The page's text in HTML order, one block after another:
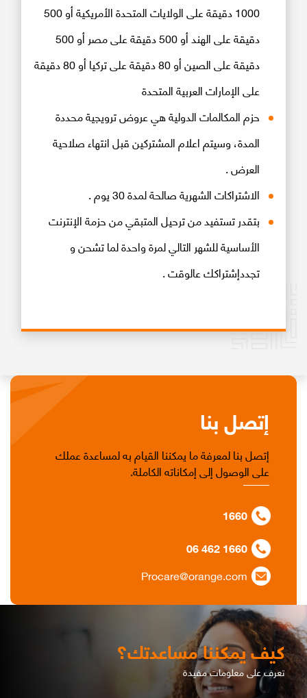
1000 دقيقة على الولايات المتحدة الأمريكية أو 500
دقيقة على الهند أو 500 دقيقة على مصر أو 500
دقيقة على الصين أو 80 دقيقة على تركيا أو 80 دقيقة
على الإمارات العربية المتحدة
حزم المكالمات الدولية هي عروض ترويجية محددة
المدة، وسيتم اعلام المشتركين قبل انتهاء صلاحية
العرض .
الاشتراكات الشهرية صالحة لمدة 30 يوم .
بتقدر تستفيد من ترحيل المتبقي من حزمة الإنترنت
الأساسية للشهر التالي لمرة واحدة لما تشحن و
تجددإشتراكك عالوقت .
إتصل بنا
إتصل بنا لمعرفة ما يمكننا القيام به لمساعدة عملك
على الوصول إلى إمكاناته الكاملة.
1660
06 462 1660
Procare@orange.com
كيف يمكننا مساعدتك؟
تعرف على معلومات مفيدة